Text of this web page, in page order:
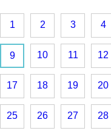
1 2 3 4
9 10 11 12
17 18 19 20
25 26 27 28